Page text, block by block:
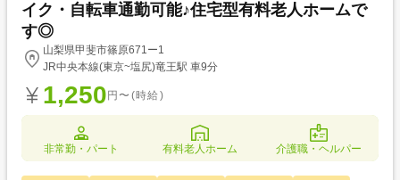
イク・自転車通勤可能♪住宅型有料老人ホームで
す◎
山梨県甲斐市篠原671ー1
JR中央本線(東京~塩尻)竜王駅 車9分
1,250 円〜(時給)
非常勤・パート 有料老人ホーム 介護職・ヘルパー